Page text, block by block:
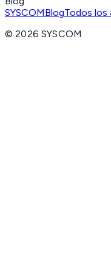
SYSCOMBlogTodos los
©2026 SYSCOM